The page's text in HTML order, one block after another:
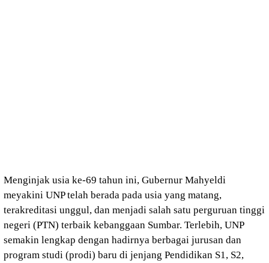
Menginjak usia ke-69 tahun ini, Gubernur Mahyeldi
meyakini UNP telah berada pada usia yang matang,
terakreditasi unggul, dan menjadi salah satu perguruan tinggi
negeri (PTN) terbaik kebanggaan Sumbar. Terlebih, UNP
semakin lengkap dengan hadirnya berbagai jurusan dan
program studi (prodi) baru di jenjang Pendidikan S1, S2,